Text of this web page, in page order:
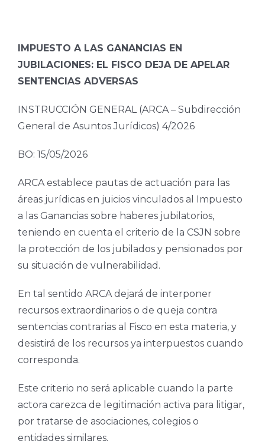
IMPUESTO A LAS GANANCIAS EN
JUBILACIONES: EL FISCO DEJA DE APELAR
SENTENCIAS ADVERSAS
INSTRUCCIÓN GENERAL (ARCA – Subdirección
General de Asuntos Jurídicos) 4/2026
BO: 15/05/2026
ARCA establece pautas de actuación para las
áreas jurídicas en juicios vinculados al Impuesto
a las Ganancias sobre haberes jubilatorios,
teniendo en cuenta el criterio de la CSJN sobre
la protección de los jubilados y pensionados por
su situación de vulnerabilidad.
En tal sentido ARCA dejará de interponer
recursos extraordinarios o de queja contra
sentencias contrarias al Fisco en esta materia, y
desistirá de los recursos ya interpuestos cuando
corresponda.
Este criterio no será aplicable cuando la parte
actora carezca de legitimación activa para litigar,
por tratarse de asociaciones, colegios o
entidades similares.